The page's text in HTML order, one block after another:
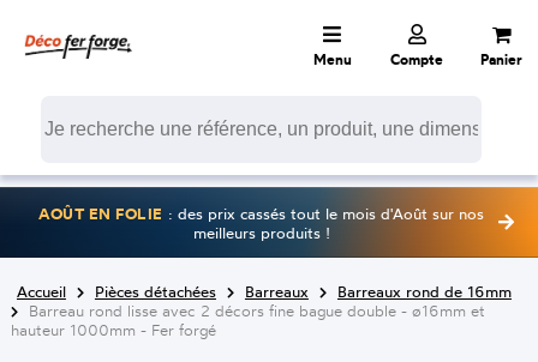
Menu Compte Panier
AOÛT EN FOLIE : des prix cassés tout le mois d'Août sur nos
meilleurs produits !
Accueil Pièces détachées Barreaux
Barreaux rond de 16mm
Barreau rond lisse avec 2 décors fine bague double - ø16mm et
hauteur 1000mm - Fer forgé